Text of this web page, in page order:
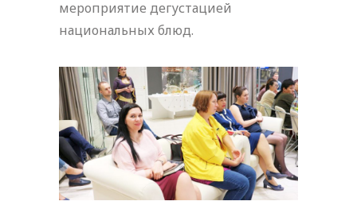
мероприятие дегустацией
национальных блюд.